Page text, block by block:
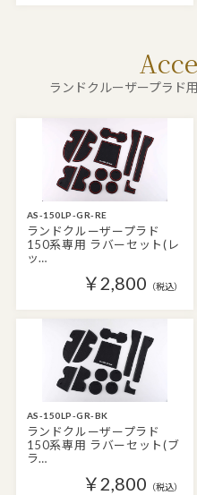
ランドクルーザープラド
AS-150LP-GR-RE
ランドクルーザープラド
150系専用 ラバーセット(レ
ッ…
￥2,800 （税込）
AS-150LP-GR-BK
ランドクルーザープラド
150系専用 ラバーセット(ブ
ラ…
￥2,800 （税込）